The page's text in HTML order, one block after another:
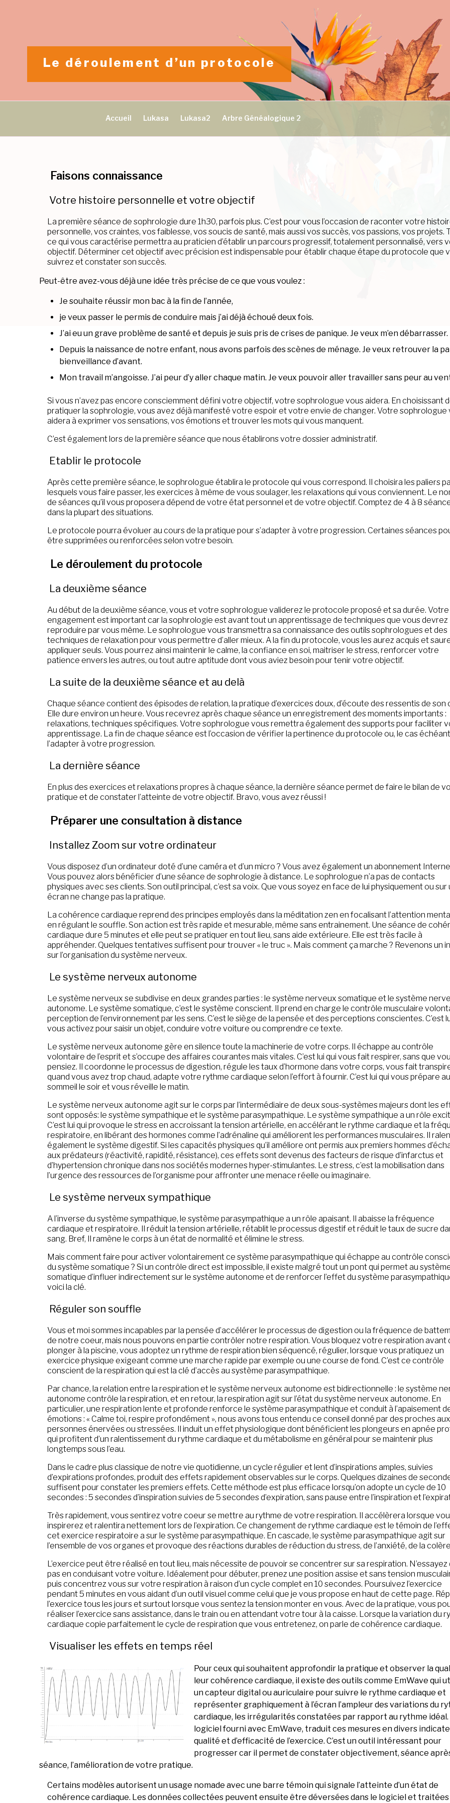
Accueil Lukasa Lukasa2 Arbre Généalogique 2
Le déroulement d’un protocole
Faisons connaissance
Votre histoire personnelle et votre objectif
La première séance de sophrologie dure 1h30, parfois plus. C’est pour vous l’occasion de raconter votre
personnelle, vos craintes, vos faiblesse, vos soucis de santé, mais aussi vos succès, vos passions, vos projets.
ce qui vous caractérise permettra au praticien d’établir un parcours progressif, totalement personnalisé, vers
objectif. Déterminer cet objectif avec précision est indispensable pour établir chaque étape du protocole que
suivrez et constater son succès.
Peut-être avez-vous déjà une idée très précise de ce que vous voulez :
Je souhaite réussir mon bac à la fin de l’année,
je veux passer le permis de conduire mais j’ai déjà échoué deux fois.
J’ai eu un grave problème de santé et depuis je suis pris de crises de panique. Je veux m’en débarrasser.
Depuis la naissance de notre enfant, nous avons parfois des scènes de ménage. Je veux retrouver la
bienveillance d’avant.
Mon travail m’angoisse. J’ai peur d’y aller chaque matin. Je veux pouvoir aller travailler sans peur au
Si vous n’avez pas encore consciemment défini votre objectif, votre sophrologue vous aidera. En choisissant
pratiquer la sophrologie, vous avez déjà manifesté votre espoir et votre envie de changer. Votre sophrologue
aidera à exprimer vos sensations, vos émotions et trouver les mots qui vous manquent.
C’est également lors de la première séance que nous établirons votre dossier administratif.
Etablir le protocole
Après cette première séance, le sophrologue établira le protocole qui vous correspond. Il choisira les paliers
lesquels vous faire passer, les exercices à même de vous soulager, les relaxations qui vous conviennent. Le
de séances qu’il vous proposera dépend de votre état personnel et de votre objectif. Comptez de 4 à 8
dans la plupart des situations.
Le protocole pourra évoluer au cours de la pratique pour s’adapter à votre progression. Certaines séances
être supprimées ou renforcées selon votre besoin.
Le déroulement du protocole
La deuxième séance
Au début de la deuxième séance, vous et votre sophrologue validerez le protocole proposé et sa durée. Votre
engagement est important car la sophrologie est avant tout un apprentissage de techniques que vous devrez
reproduire par vous même. Le sophrologue vous transmettra sa connaissance des outils sophrologues et des
techniques de relaxation pour vous permettre d’aller mieux. A la fin du protocole, vous les aurez acquis et
appliquer seuls. Vous pourrez ainsi maintenir le calme, la confiance en soi, maitriser le stress, renforcer votre
patience envers les autres, ou tout autre aptitude dont vous aviez besoin pour tenir votre objectif.
La suite de la deuxième séance et au delà
Chaque séance contient des épisodes de relation, la pratique d’exercices doux, d’écoute des ressentis de son
Elle dure environ un heure. Vous recevrez après chaque séance un enregistrement des moments importants :
relaxations, techniques spécifiques. Votre sophrologue vous remettra également des supports pour faciliter
apprentissage. La fin de chaque séance est l’occasion de vérifier la pertinence du protocole ou, le cas
l’adapter à votre progression.
La dernière séance
En plus des exercices et relaxations propres à chaque séance, la dernière séance permet de faire le bilan de
pratique et de constater l’atteinte de votre objectif. Bravo, vous avez réussi !
Préparer une consultation à distance
Installez Zoom sur votre ordinateur
Vous disposez d’un ordinateur doté d’une caméra et d’un micro ? Vous avez également un abonnement
Vous pouvez alors bénéficier d’une séance de sophrologie à distance. Le sophrologue n’a pas de contacts
physiques avec ses clients. Son outil principal, c’est sa voix. Que vous soyez en face de lui physiquement ou sur
écran ne change pas la pratique.
La cohérence cardiaque reprend des principes employés dans la méditation zen en focalisant l’attention
en régulant le souffle. Son action est très rapide et mesurable, même sans entrainement. Une séance de
cardiaque dure 5 minutes et elle peut se pratiquer en tout lieu, sans aide extérieure. Elle est très facile à
appréhender. Quelques tentatives suffisent pour trouver « le truc ». Mais comment ça marche ? Revenons un
sur l’organisation du système nerveux.
Le système nerveux autonome
Le système nerveux se subdivise en deux grandes parties : le système nerveux somatique et le système
autonome. Le système somatique, c’est le système conscient. Il prend en charge le contrôle musculaire
perception de l’environnement par les sens. C’est le siège de la pensée et des perceptions conscientes. C’est
vous activez pour saisir un objet, conduire votre voiture ou comprendre ce texte.
Le système nerveux autonome gère en silence toute la machinerie de votre corps. Il échappe au contrôle
volontaire de l’esprit et s’occupe des affaires courantes mais vitales. C’est lui qui vous fait respirer, sans que
pensiez. Il coordonne le processus de digestion, régule les taux d’hormone dans votre corps, vous fait
quand vous avez trop chaud, adapte votre rythme cardiaque selon l’effort à fournir. C’est lui qui vous prépare au
sommeil le soir et vous réveille le matin.
Le système nerveux autonome agit sur le corps par l’intermédiaire de deux sous-systèmes majeurs dont les
sont opposés: le système sympathique et le système parasympathique. Le système sympathique a un rôle
C’est lui qui provoque le stress en accroissant la tension artérielle, en accélérant le rythme cardiaque et la
respiratoire, en libérant des hormones comme l’adrénaline qui améliorent les performances musculaires. Il
également le système digestif. Si les capacités physiques qu’il améliore ont permis aux premiers hommes
aux prédateurs (réactivité, rapidité, résistance), ces effets sont devenus des facteurs de risque d’infarctus et
d’hypertension chronique dans nos sociétés modernes hyper-stimulantes. Le stress, c’est la mobilisation dans
l’urgence des ressources de l’organisme pour affronter une menace réelle ou imaginaire.
Le système nerveux sympathique
A l’inverse du système sympathique, le système parasympathique a un rôle apaisant. Il abaisse la fréquence
cardiaque et respiratoire. Il réduit la tension artérielle, rétablit le processus digestif et réduit le taux de sucre
sang. Bref, Il ramène le corps à un état de normalité et élimine le stress.
Mais comment faire pour activer volontairement ce système parasympathique qui échappe au contrôle
du système somatique ? Si un contrôle direct est impossible, il existe malgré tout un pont qui permet au
somatique d’influer indirectement sur le système autonome et de renforcer l’effet du système
voici la clé.
Réguler son souffle
Vous et moi sommes incapables par la pensée d’accélérer le processus de digestion ou la fréquence de
de notre coeur, mais nous pouvons en partie contrôler notre respiration. Vous bloquez votre respiration avant
plonger à la piscine, vous adoptez un rythme de respiration bien séquencé, régulier, lorsque vous pratiquez un
exercice physique exigeant comme une marche rapide par exemple ou une course de fond. C’est ce contrôle
conscient de la respiration qui est la clé d’accès au système parasympathique.
Par chance, la relation entre la respiration et le système nerveux autonome est bidirectionnelle : le système
autonome contrôle la respiration, et en retour, la respiration agit sur l’état du système nerveux autonome. En
particulier, une respiration lente et profonde renforce le système parasympathique et conduit à l’apaisement
émotions : « Calme toi, respire profondément », nous avons tous entendu ce conseil donné par des proches aux
personnes énervées ou stressées. Il induit un effet physiologique dont bénéficient les plongeurs en apnée
qui profitent d’un ralentissement du rythme cardiaque et du métabolisme en général pour se maintenir plus
longtemps sous l’eau.
Dans le cadre plus classique de notre vie quotidienne, un cycle régulier et lent d’inspirations amples, suivies
d’expirations profondes, produit des effets rapidement observables sur le corps. Quelques dizaines de
suffisent pour constater les premiers effets. Cette méthode est plus efficace lorsqu’on adopte un cycle de 10
secondes : 5 secondes d’inspiration suivies de 5 secondes d’expiration, sans pause entre l’inspiration et
Très rapidement, vous sentirez votre coeur se mettre au rythme de votre respiration. Il accélèrera lorsque
inspirerez et ralentira nettement lors de l’expiration. Ce changement de rythme cardiaque est le témoin de
cet exercice respiratoire a sur le système parasympathique. En cascade, le système parasympathique agit sur
l’ensemble de vos organes et provoque des réactions durables de réduction du stress, de l’anxiété, de la
L’exercice peut être réalisé en tout lieu, mais nécessite de pouvoir se concentrer sur sa respiration. N’essayez
pas en conduisant votre voiture. Idéalement pour débuter, prenez une position assise et sans tension
puis concentrez vous sur votre respiration à raison d’un cycle complet en 10 secondes. Poursuivez l’exercice
pendant 5 minutes en vous aidant d’un outil visuel comme celui que je vous propose en haut de cette page.
l’exercice tous les jours et surtout lorsque vous sentez la tension monter en vous. Avec de la pratique, vous
réaliser l’exercice sans assistance, dans le train ou en attendant votre tour à la caisse. Lorsque la variation du
cardiaque copie parfaitement le cycle de respiration que vous entretenez, on parle de cohérence cardiaque.
Visualiser les effets en temps réel
Pour ceux qui souhaitent approfondir la pratique et observer la
leur cohérence cardiaque, il existe des outils comme EmWave qui
un capteur digital ou auriculaire pour suivre le rythme cardiaque et
représenter graphiquement à l’écran l’ampleur des variations du
cardiaque, les irrégularités constatées par rapport au rythme idéal.
logiciel fourni avec EmWave, traduit ces mesures en divers
qualité et d’efficacité de l’exercice. C’est un outil intéressant pour
progresser car il permet de constater objectivement, séance
séance, l’amélioration de votre pratique.
Certains modèles autorisent un usage nomade avec une barre témoin qui signale l’atteinte d’un état de
cohérence cardiaque. Les données collectées peuvent ensuite être déversées dans le logiciel et traitées